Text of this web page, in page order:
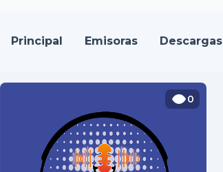
Principal Emisoras Descargas
0